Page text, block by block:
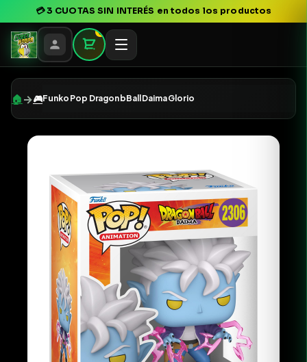
💳3 CUOTAS SIN INTERÉS en todos los productos
0
🏠 →🎮Funko Pop Dragon bBall Daima Glorio